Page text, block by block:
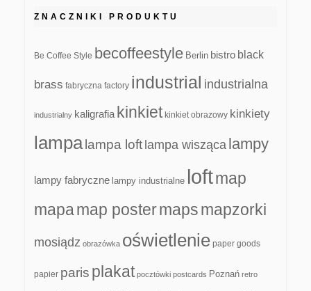
ZNACZNIKI PRODUKTU
Be Coffee Style becoffeestyle Berlin bistro black
brass fabryczna factory industrial industrialna
industrialny kaligrafia kinkiet kinkiet obrazowy kinkiety
lampa lampa loft lampa wisząca lampy
lampy fabryczne lampy industrialne loftmap
mapamap postermapsmapzorki
mosiądz obrazówka oświetlenie paper goods
papier paris plakat pocztówki postcards Poznań retro